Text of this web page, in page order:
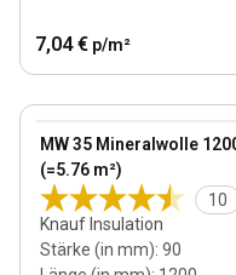
7,04 € p/m²
MW 35 Mineralwolle
(=5.76 m²)
10
Knauf Insulation
Stärke (in mm): 90
View product